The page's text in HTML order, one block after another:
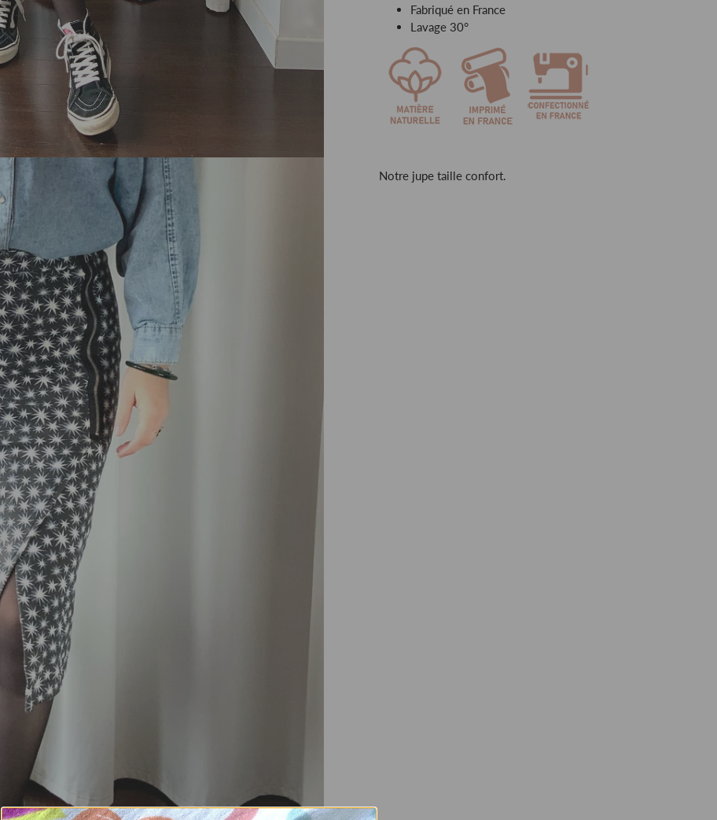
Fabriqué en France
Lavage 30°
Notre jupe taille confort.